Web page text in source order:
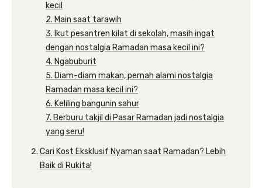
kecil
2. Main saat tarawih
3. Ikut pesantren kilat di sekolah, masih ingat
dengan nostalgia Ramadan masa kecil ini?
4. Ngabuburit
5. Diam-diam makan, pernah alami nostalgia
Ramadan masa kecil ini?
6. Keliling bangunin sahur
7. Berburu takjil di Pasar Ramadan jadi nostalgia
yang seru!
Cari Kost Eksklusif Nyaman saat Ramadan? Lebih
Baik di Rukita!